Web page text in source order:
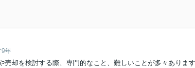
9年
売却を検討する際、専門的なこと、難しいことが多々ありま